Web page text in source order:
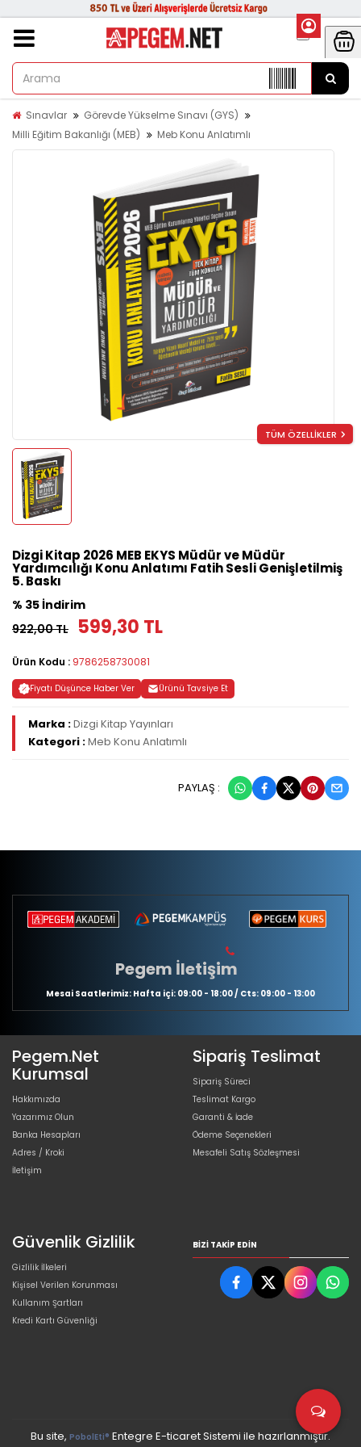
Sınavlar
Görevde Yükselme Sınavı (GYS)
Milli Eğitim Bakanlığı (MEB)
Meb Konu Anlatımlı
TÜM ÖZELLİKLER
Dizgi Kitap 2026 MEB EKYS Müdür ve Müdür
Yardımcılığı Konu Anlatımı Fatih Sesli Genişletilmiş
5. Baskı
% 35 İndirim
922,00 TL
599,30 TL
Ürün Kodu : 9786258730081
Fiyatı Düşünce Haber Ver Ürünü Tavsiye Et
Marka :Dizgi Kitap Yayınları
Kategori :Meb Konu Anlatımlı
PAYLAŞ :
Pegem İletişim
Mesai Saatlerimiz: Hafta içi: 09:00 - 18:00 / Cts: 09:00 - 13:00
Pegem.Net
Kurumsal
Hakkımızda
Yazarımız Olun
Banka Hesapları
Adres / Kroki
İletişim
Sipariş Teslimat
Sipariş Süreci
Teslimat Kargo
Garanti & İade
Ödeme Seçenekleri
Mesafeli Satış Sözleşmesi
Güvenlik Gizlilik
Gizlilik İlkeleri
Kişisel Verilen Korunması
Kullanım Şartları
Kredi Kartı Güvenliği
BIZI TAKIP EDIN
Bu site, PobolEti® Entegre E-ticaret Sistemi ile hazırlanmıştır.